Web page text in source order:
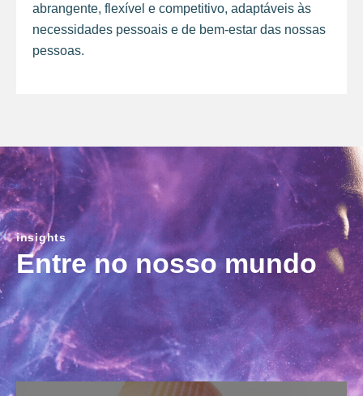
abrangente, flexível e competitivo, adaptáveis às
necessidades pessoais e de bem-estar das nossas
pessoas.
insights
Entre no nosso mundo